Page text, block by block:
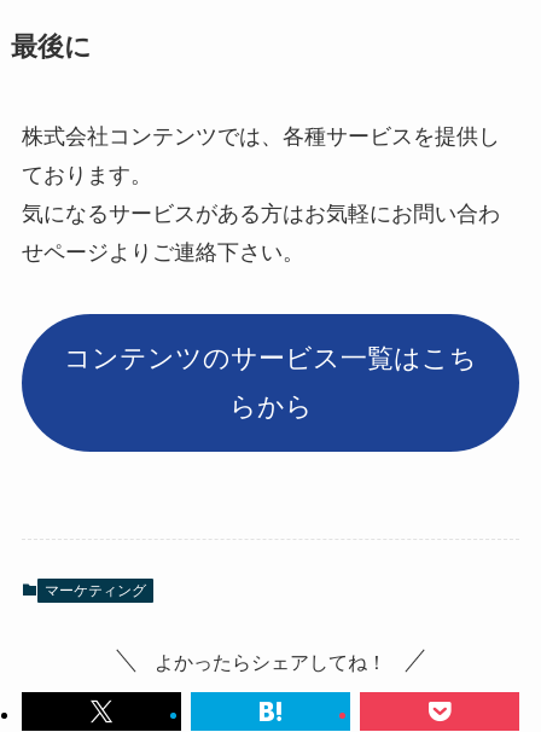
最後に
株式会社コンテンツでは、各種サービスを提供し
ております。
気になるサービスがある方はお気軽にお問い合わ
せページよりご連絡下さい。
コンテンツのサービス一覧はこち
らから
マーケティング
よかったらシェアしてね！